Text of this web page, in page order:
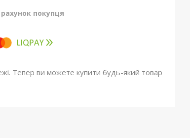
покупця
Тепер ви можете купити будь-який товар